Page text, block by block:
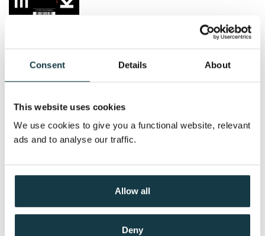
Consent Details About
This website uses cookies
We use cookies to give you a functional website, relevant
ads and to analyse our traffic.
Allow all
Deny
øyeblikk, men hun merket det ikke. Jeg våknet, hver gang med et
Erlend Loe
Giæver og Iunker